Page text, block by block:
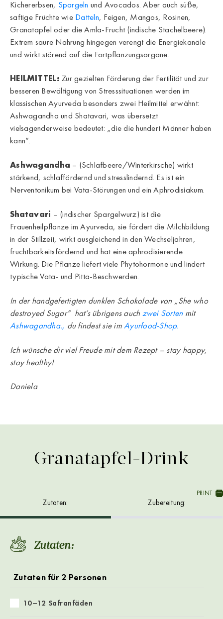
Kichererbsen, Spargeln und Avocados. Aber auch süße,
saftige Früchte wie Datteln, Feigen, Mangos, Rosinen,
Granatapfel oder die Amla-Frucht (indische Stachelbeere).
Extrem saure Nahrung hingegen verengt die Energiekanäle
und wirkt störend auf die Fortpflanzungsorgane.
HEILMITTEL:Zur gezielten Förderung der Fertilität und zur
besseren Bewältigung von Stresssituationen werden im
klassischen Ayurveda besonders zwei Heilmittel erwähnt:
Ashwagandha und Shatavari, was übersetzt
vielsagenderweise bedeutet: „die die hundert Männer haben
kann“.
Ashwagandha – (Schlafbeere/Winterkirsche) wirkt
stärkend, schlaffördernd und stresslindernd. Es ist ein
Nerventonikum bei Vata-Störungen und ein Aphrodisiakum.
Shatavari – (indischer Spargelwurz) ist die
Frauenheilpflanze im Ayurveda, sie fördert die Milchbildung
in der Stillzeit, wirkt ausgleichend in den Wechseljahren,
fruchtbarkeitsfördernd und hat eine aphrodisierende
Wirkung. Die Pflanze liefert viele Phytohormone und lindert
typische Vata- und Pitta-Beschwerden.
In der handgefertigten dunklen Schokolade von „She who
destroyed Sugar“ hat’s übrigens auch zwei Sorten mit
Ashwagandha., du findest sie imAyurfood-Shop.
Ich wünsche dir viel Freude mit dem Rezept – stay happy,
stay healthy!
Daniela
Granatapfel-Drink
PRINT
Zutaten: Zubereitung:
Zutaten:
Zutaten für 2 Personen
10–12 Safranfäden